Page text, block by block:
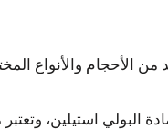
من الأحجام والأنواع
استيلين،